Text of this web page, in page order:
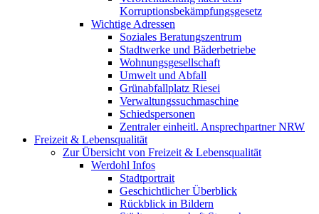
Korruptionsbekämpfungsgesetz
Wichtige Adressen
Soziales Beratungszentrum
Stadtwerke und Bäderbetriebe
Wohnungsgesellschaft
Umwelt und Abfall
Grünabfallplatz Riesei
Verwaltungssuchmaschine
Schiedspersonen
Zentraler einheitl. Ansprechpartner NRW
Freizeit & Lebensqualität
Zur Übersicht von Freizeit & Lebensqualität
Werdohl Infos
Stadtportrait
Geschichtlicher Überblick
Rückblick in Bildern